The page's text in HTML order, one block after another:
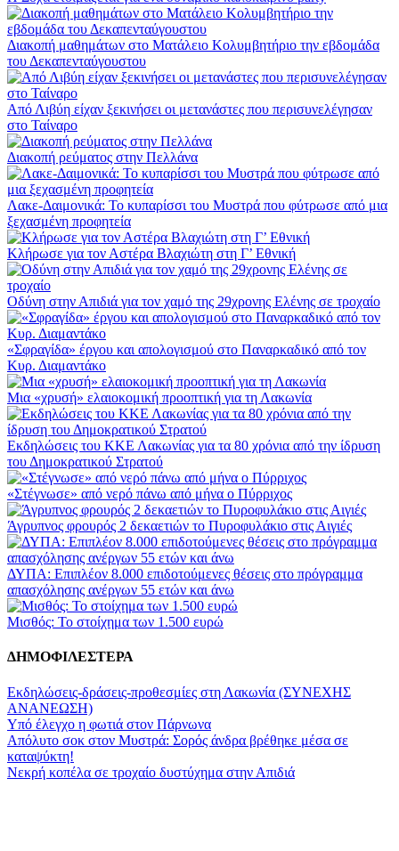
Διακοπή μαθημάτων στο Ματάλειο Κολυμβητήριο την εβδομάδα
του Δεκαπενταύγουστου
Από Λιβύη είχαν ξεκινήσει οι μετανάστες που περισυνελέγησαν
στο Ταίναρο
Διακοπή ρεύματος στην Πελλάνα
Λακε-Δαιμονικά: Το κυπαρίσσι του Μυστρά που φύτρωσε από μια
ξεχασμένη προφητεία
Κλήρωσε για τον Αστέρα Βλαχιώτη στη Γ’ Εθνική
Οδύνη στην Απιδιά για τον χαμό της 29χρονης Ελένης σε τροχαίο
«Σφραγίδα» έργου και απολογισμού στο Παναρκαδικό από τον
Κυρ. Διαμαντάκο
Μια «χρυσή» ελαιοκομική προοπτική για τη Λακωνία
Εκδηλώσεις του ΚΚΕ Λακωνίας για τα 80 χρόνια από την ίδρυση
του Δημοκρατικού Στρατού
«Στέγνωσε» από νερό πάνω από μήνα ο Πύρριχος
Άγρυπνος φρουρός 2 δεκαετιών το Πυροφυλάκιο στις Αιγιές
ΔΥΠΑ: Επιπλέον 8.000 επιδοτούμενες θέσεις στο πρόγραμμα
απασχόλησης ανέργων 55 ετών και άνω
Μισθός: Το στοίχημα των 1.500 ευρώ
ΔΗΜΟΦΙΛΕΣΤΕΡΑ
Εκδηλώσεις-δράσεις-προθεσμίες στη Λακωνία (ΣΥΝΕΧΗΣ
ΑΝΑΝΕΩΣΗ)
Υπό έλεγχο η φωτιά στον Πάρνωνα
Απόλυτο σοκ στον Μυστρά: Σορός άνδρα βρέθηκε μέσα σε
καταψύκτη!
Νεκρή κοπέλα σε τροχαίο δυστύχημα στην Απιδιά